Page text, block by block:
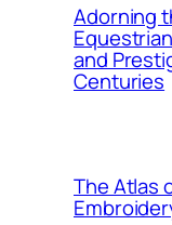
Adorning
and
Centuries
The Atlas